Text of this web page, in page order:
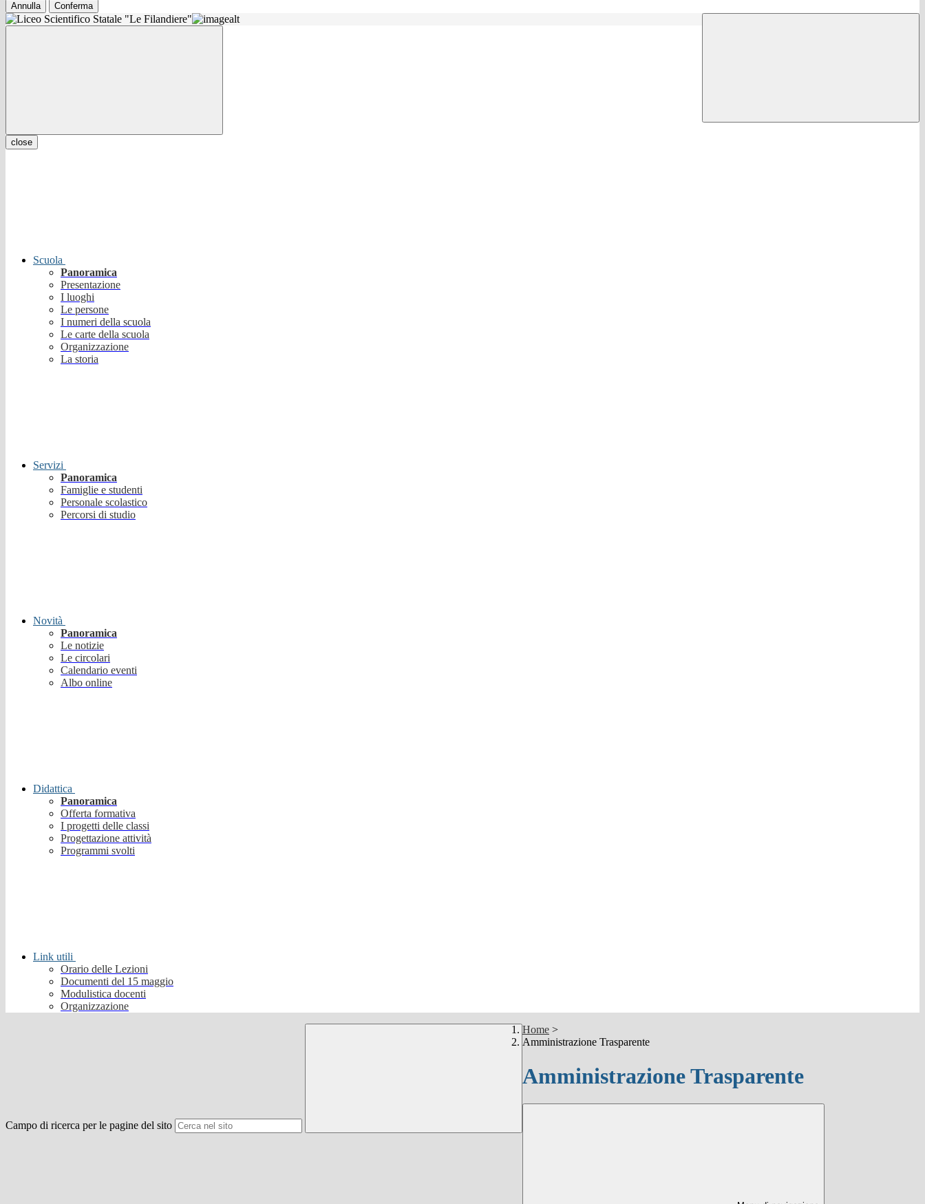
Annulla Conferma
close
Scuola
Panoramica
Presentazione
I luoghi
Le persone
I numeri della scuola
Le carte della scuola
Organizzazione
La storia
Servizi
Panoramica
Famiglie e studenti
Personale scolastico
Percorsi di studio
Novità
Panoramica
Le notizie
Le circolari
Calendario eventi
Albo online
Didattica
Panoramica
Offerta formativa
I progetti delle classi
Progettazione attività
Programmi svolti
Link utili
Orario delle Lezioni
Documenti del 15 maggio
Modulistica docenti
Organizzazione
Campo di ricerca per le pagine del sito
Home >
Amministrazione Trasparente
Amministrazione Trasparente